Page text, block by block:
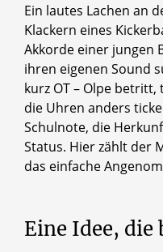
Ein lautes Lachen an
Klackern eines
Akkorde einer jungen
ihren eigenen Sound
kurz OT – Olpe
die Uhren anders
Schulnote, die
Status. Hier zählt der
das einfache
Eine Idee, die